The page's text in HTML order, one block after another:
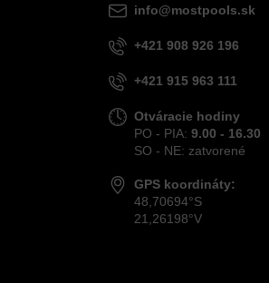
info@mostpools.sk
+421 908 926 196
+421 915 963 111
Otváracie hodiny
PO - PIA: 9.00 - 16.30
SO - NE: zatvorené
GPS koordináty:
48,70694°S
21,26198°V